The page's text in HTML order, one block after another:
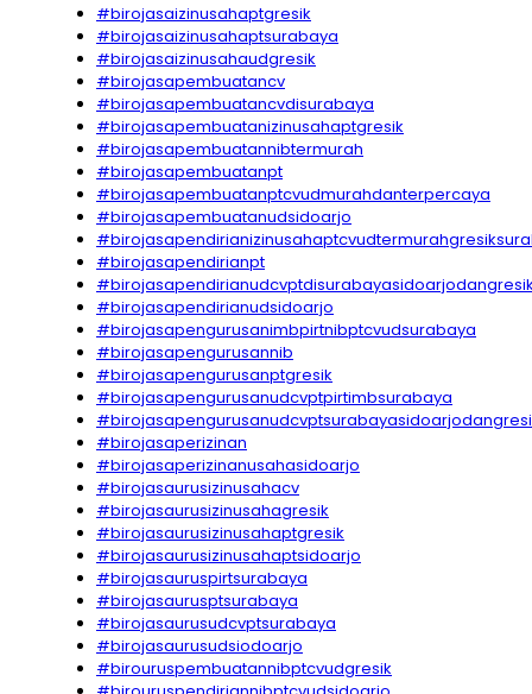
#birojasaizinusahaptgresik
#birojasaizinusahaptsurabaya
#birojasaizinusahaudgresik
#birojasapembuatancv
#birojasapembuatancvdisurabaya
#birojasapembuatanizinusahaptgresik
#birojasapembuatannibtermurah
#birojasapembuatanpt
#birojasapembuatanptcvudmurahdanterpercaya
#birojasapembuatanudsidoarjo
#birojasapendirianpt
#birojasapendirianudsidoarjo
#birojasapengurusanimbpirtnibptcvudsurabaya
#birojasapengurusannib
#birojasapengurusanptgresik
#birojasapengurusanudcvptpirtimbsurabaya
#birojasaperizinan
#birojasaperizinanusahasidoarjo
#birojasaurusizinusahacv
#birojasaurusizinusahagresik
#birojasaurusizinusahaptgresik
#birojasaurusizinusahaptsidoarjo
#birojasauruspirtsurabaya
#birojasaurusptsurabaya
#birojasaurusudcvptsurabaya
#birojasaurusudsiodoarjo
#birouruspembuatannibptcvudgresik